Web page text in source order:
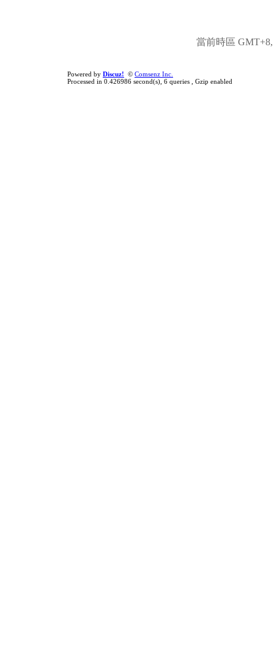
當前時區 GMT+8,
Powered by Discuz! © Comsenz Inc.
Processed in 0.426986 second(s), 6 queries , Gzip enabled